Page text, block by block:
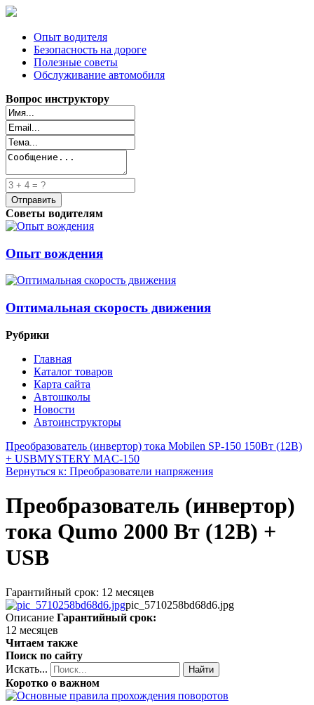
Опыт водителя
Безопасность на дороге
Полезные советы
Обслуживание автомобиля
Вопрос инструктору
Советы водителям
Опыт вождения
Оптимальная скорость движения
Рубрики
Главная
Каталог товаров
Карта сайта
Автошколы
Новости
Автоинструкторы
Преобразователь (инвертор) тока Mobilen SP-150 150Вт (12В)
+ USBMYSTERY MAC-150
Вернуться к: Преобразователи напряжения
Преобразователь (инвертор)
тока Qumo 2000 Вт (12В) +
USB
Гарантийный срок: 12 месяцев
pic_5710258bd68d6.jpg
Описание Гарантийный срок:
12 месяцев
Читаем также
Поиск по сайту
Искать...
Найти
Коротко о важном